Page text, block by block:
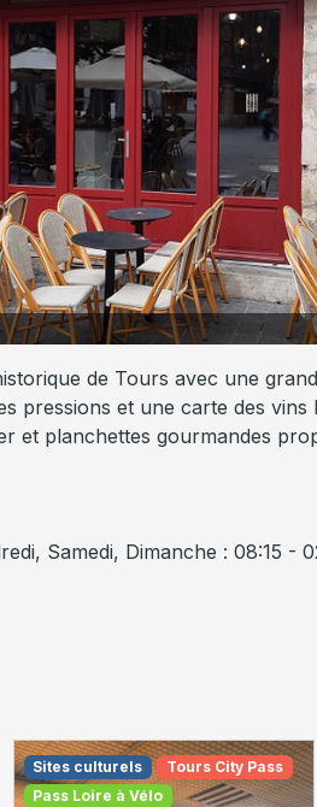
de Tours avec une
pressions et une carte des
et planchettes gourmandes
Samedi, Dimanche : 08:15 -
Sites culturels
Tours City Pass
Pass Loire à Vélo